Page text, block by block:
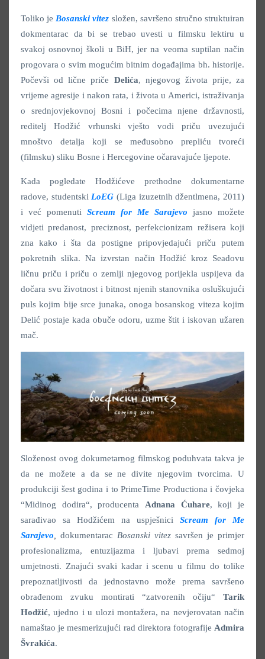
Toliko je Bosanski vitez složen, savršeno stručno struktuiran
dokmentarac da bi se trebao uvesti u filmsku lektiru u
svakoj osnovnoj školi u BiH, jer na veoma suptilan način
progovara o svim mogućim bitnim događajima bh. historije.
Počevši od lične priče Delića, njegovog života prije, za
vrijeme agresije i nakon rata, i života u Americi, istraživanja
o srednjovjekovnoj Bosni i počecima njene državnosti,
reditelj Hodžić vrhunski vješto vodi priču uvezujući
mnoštvo detalja koji se međusobno prepliću tvoreći
(filmsku) sliku Bosne i Hercegovine očaravajuće ljepote.
Kada pogledate Hodžićeve prethodne dokumentarne
radove, studentski LoEG (Liga izuzetnih džentlmena, 2011)
i već pomenuti Scream for Me Sarajevo jasno možete
vidjeti predanost, preciznost, perfekcionizam režisera koji
zna kako i šta da postigne pripovjedajući priču putem
pokretnih slika. Na izvrstan način Hodžić kroz Seadovu
ličnu priču i priču o zemlji njegovog porijekla uspijeva da
dočara svu životnost i bitnost njenih stanovnika osluškujući
puls kojim bije srce junaka, onoga bosanskog viteza kojim
Delić postaje kada obuče odoru, uzme štit i iskovan užaren
mač.
Složenost ovog dokumetarnog filmskog poduhvata takva je
da ne možete a da se ne divite njegovim tvorcima. U
produkciji šest godina i to PrimeTime Productiona i čovjeka
“Midinog dodira“, producenta Adnana Ćuhare, koji je
sarađivao sa Hodžićem na uspješnici Scream for Me
Sarajevo
dokumentarac Bosanski vitez savršen je primjer
profesionalizma, entuzijazma i ljubavi prema sedmoj
umjetnosti. Znajući svaki kadar i scenu u filmu do tolike
prepoznatljivosti da jednostavno može prema savršeno
obrađenom zvuku montirati “zatvorenih očiju“ Tarik
Hodžić, ujedno i u ulozi montažera, na nevjerovatan način
namaštao je mesmerizujući rad direktora fotografije Admira
Švrakića.